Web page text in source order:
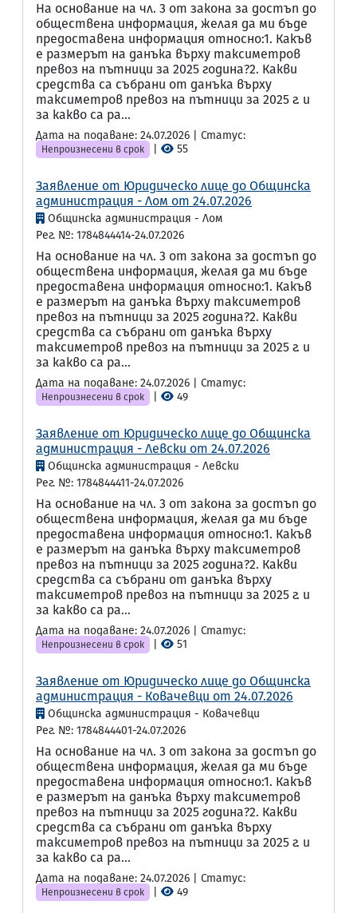
На основание на чл. 3 от закона за достъп до
обществена информация, желая да ми бъде
предоставена информация относно:1. Какъв
е размерът на данъка върху таксиметров
превоз на пътници за 2025 година?2. Какви
средства са събрани от данъка върху
таксиметров превоз на пътници за 2025 г. и
за какво са ра...
Дата на подаване: 24.07.2026 | Статус:
Непроизнесени в срок 55
Заявление от Юридическо лице до Общинска
администрация - Лом от 24.07.2026
Общинска администрация - Лом
Рег. №: 1784844414-24.07.2026
На основание на чл. 3 от закона за достъп до
обществена информация, желая да ми бъде
предоставена информация относно:1. Какъв
е размерът на данъка върху таксиметров
превоз на пътници за 2025 година?2. Какви
средства са събрани от данъка върху
таксиметров превоз на пътници за 2025 г. и
за какво са ра...
Дата на подаване: 24.07.2026 | Статус:
Непроизнесени в срок 49
Заявление от Юридическо лице до Общинска
администрация - Левски от 24.07.2026
Общинска администрация - Левски
Рег. №: 1784844411-24.07.2026
На основание на чл. 3 от закона за достъп до
обществена информация, желая да ми бъде
предоставена информация относно:1. Какъв
е размерът на данъка върху таксиметров
превоз на пътници за 2025 година?2. Какви
средства са събрани от данъка върху
таксиметров превоз на пътници за 2025 г. и
за какво са ра...
Дата на подаване: 24.07.2026 | Статус:
Непроизнесени в срок 51
Заявление от Юридическо лице до Общинска
администрация - Ковачевци от 24.07.2026
Общинска администрация - Ковачевци
Рег. №: 1784844401-24.07.2026
На основание на чл. 3 от закона за достъп до
обществена информация, желая да ми бъде
предоставена информация относно:1. Какъв
е размерът на данъка върху таксиметров
превоз на пътници за 2025 година?2. Какви
средства са събрани от данъка върху
таксиметров превоз на пътници за 2025 г. и
за какво са ра...
Дата на подаване: 24.07.2026 | Статус:
Непроизнесени в срок 49